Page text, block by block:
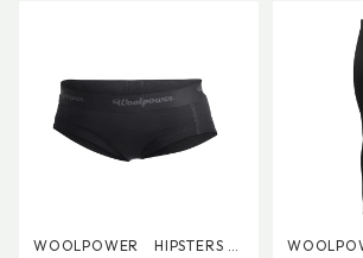
WOOLPOWER HIPSTERS LI